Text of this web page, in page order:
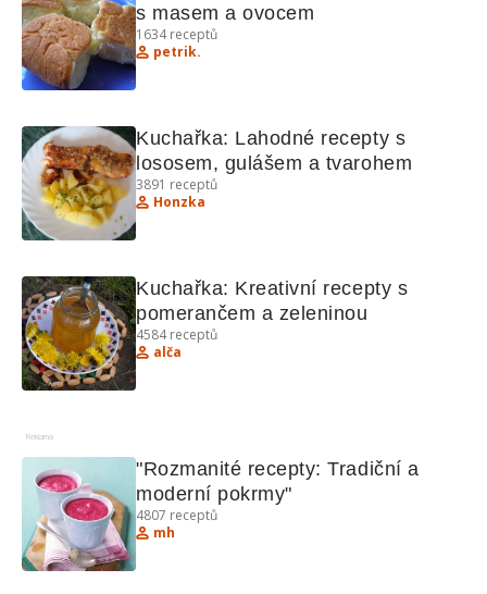
s masem a ovocem
1634receptů
petrik.
Kuchařka: Lahodné recepty s
lososem, gulášem a tvarohem
3891 receptů
Honzka
Kuchařka: Kreativní recepty s
pomerančem a zeleninou
4584receptů
alča
Reklama
"Rozmanité recepty: Tradiční a
moderní pokrmy"
4807 receptů
mh